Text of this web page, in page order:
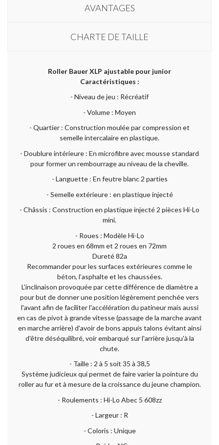
AVANTAGES
CHARTE DE TAILLE
Roller Bauer XLP ajustable pour junior
Caractéristiques :
- Niveau de jeu : Récréatif
- Volume : Moyen
- Quartier : Construction moulée par compression et
semelle intercalaire en plastique.
- Doublure intérieure : En microfibre avec mousse standard
pour former un rembourrage au niveau de la cheville.
- Languette : En feutre blanc 2 parties
- Semelle extérieure : en plastique injecté
- Châssis : Construction en plastique injecté 2 pièces Hi-Lo
mini.
- Roues : Modèle Hi-Lo
2 roues en 68mm et 2 roues en 72mm
Dureté 82a
Recommander pour les surfaces extérieures comme le
béton, l’asphalte et les chaussées.
L'inclinaison provoquée par cette différence de diamètre a
pour but de donner une position légèrement penchée vers
l'avant afin de faciliter l'accélération du patineur mais aussi
en cas de pivot à grande vitesse (passage de la marche avant
en marche arrière) d'avoir de bons appuis talons évitant ainsi
d'être déséquilibré, voir embarqué sur l'arrière jusqu'à la
chute.
- Taille : 2 à 5 soit 35 à 38,5
Système judicieux qui permet de faire varier la pointure du
roller au fur et à mesure de la croissance du jeune champion.
- Roulements : Hi-Lo Abec 5 608zz
- Largeur : R
- Coloris : Unique